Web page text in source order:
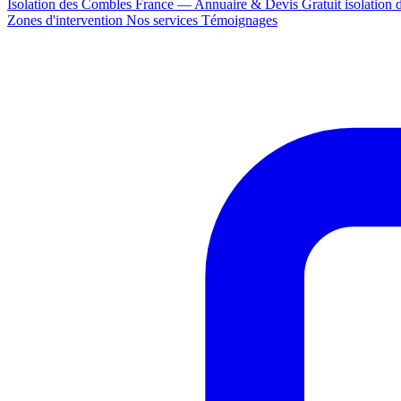
Isolation des Combles France — Annuaire & Devis Gratuit isolation
Zones d'intervention Nos services Témoignages